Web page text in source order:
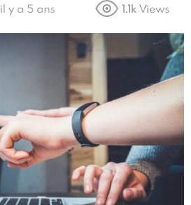
il y a 5 ans 1.1k Views